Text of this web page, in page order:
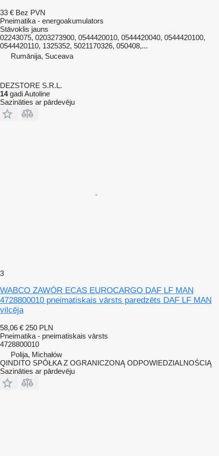
33 € Bez PVN
Pneimatika - energoakumulators
Stāvoklis jauns
02243075, 0203273900, 0544420010, 0544420040, 0544420100,
0544420110, 1325352, 5021170326, 050408,...
Rumānija, Suceava
DEZSTORE S.R.L.
14gadi Autoline
Sazināties ar pārdevēju
3
WABCO ZAWÓR ECAS EUROCARGO DAF LF MAN
4728800010 pneimatiskais vārsts paredzēts DAF LF MAN
vilcēja
58,06 € 250 PLN
Pneimatika - pneimatiskais vārsts
4728800010
Polija, Michałów
QINDITO SPÓŁKA Z OGRANICZONĄ ODPOWIEDZIALNOŚCIĄ
Sazināties ar pārdevēju